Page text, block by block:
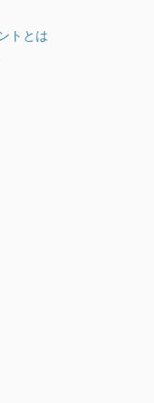
トとは